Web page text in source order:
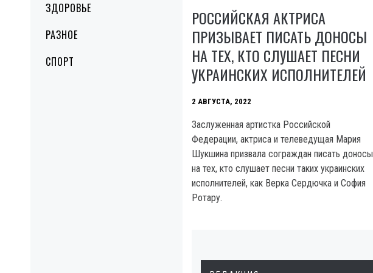
ЗДОРОВЬЕ
РАЗНОЕ
СПОРТ
РОССИЙСКАЯ АКТРИСА
ПРИЗЫВАЕТ ПИСАТЬ ДОНОСЫ
НА ТЕХ, КТО СЛУШАЕТ ПЕСНИ
УКРАИНСКИХ ИСПОЛНИТЕЛЕЙ
2 АВГУСТА, 2022
Заслуженная артистка Российской
Федерации, актриса и телеведущая Мария
Шукшина призвала сограждан писать доносы
на тех, кто слушает песни таких украинских
исполнителей, как Верка Сердючка и София
Ротару.